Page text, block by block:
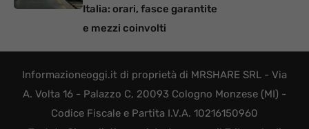
Italia: orari, fasce garantite
e mezzi coinvolti
Informazioneoggi.it di proprietà di MRSHARE SRL - Via
A. Volta 16 - Palazzo C, 20093 Cologno Monzese (MI) -
Codice Fiscale e Partita I.V.A. 10216150960